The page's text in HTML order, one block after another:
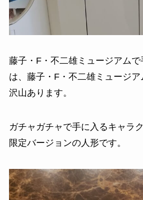
藤子・F・不二雄ミュージアム
は、藤子・F・不二雄ミュージ
沢山あります。
ガチャガチャで手に入るキャラ
限定バージョンの人形です。